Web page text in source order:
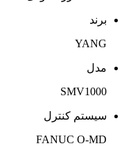
برند
YANG
مدل
SMV1000
سیستم کنترل
FANUC O-MD